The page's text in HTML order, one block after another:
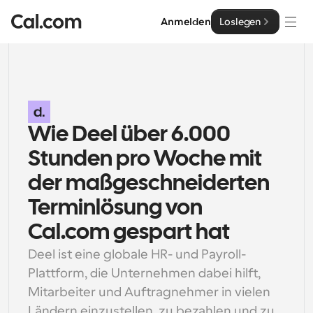
Anmelden Loslegen
Lösungen
Nach Teamgröße
Für Einzelpersonen
Persönliche Terminplanung einfach gemacht
Für Teams
Kollaborative Planung für Gruppen
Für Entwickler
Leistungsstarke Funktionen und Integrationen
Enterprise
Entwickler
Entwicklerdokumentation
Dokumentation für die Cal.com-Plattform
API
Ressourcen
API
Erstellen Sie Ihre eigenen Integrationen mit unserer
Cal.ai
Preisgestaltung
Wie Deel über 6.000
Stunden pro Woche mit
der maßgeschneiderten
Terminlösung von
Cal.com gespart hat
Deel ist eine globale HR- und Payroll-
Plattform, die Unternehmen dabei hilft,
Mitarbeiter und Auftragnehmer in vielen